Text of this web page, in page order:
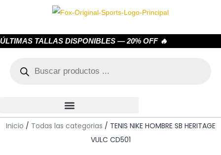
ÚLTIMAS TALLAS DISPONIBLES — 20% OFF 🔥
Inicio / Todas las categorias / TENIS NIKE HOMBRE SB HERITAGE
VULC CD501